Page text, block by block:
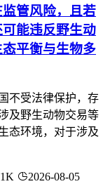
管风险，且若
能违反野生动
平衡与生物多
不受法律保护，存
及野生动物交易等
态环境，对于涉及
2026-08-05